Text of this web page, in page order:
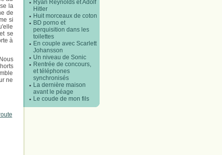
Ryan Reynolds et Adolf
Hitler
Huit morceaux de coton
BD porno et
perquisition dans les
toilettes
En couple avec Scarlett
Johansson
Un niveau de Sonic
Rentrée de concours,
et téléphones
synchronisés
La dernière maison
avant le péage
Le coude de mon fils
la
de
si
se
à
ne